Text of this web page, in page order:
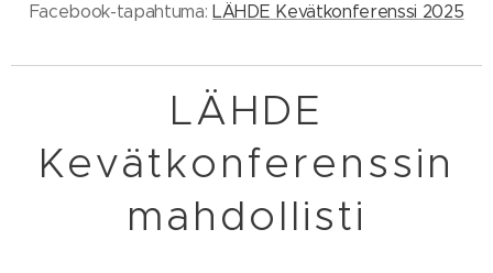
Facebook-tapahtuma:LÄHDE Kevätkonferenssi 2025
LÄHDE
Kevätkonferenssin
mahdollisti